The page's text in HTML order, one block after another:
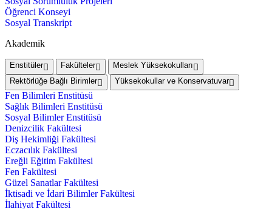
Öğrenci Konseyi
Sosyal Transkript
Akademik
Enstitüler Fakülteler
Meslek Yüksekokulları
Rektörlüğe Bağlı Birimler
Yüksekokullar ve Konservatuvar
Fen Bilimleri Enstitüsü
Sağlık Bilimleri Enstitüsü
Sosyal Bilimler Enstitüsü
Denizcilik Fakültesi
Diş Hekimliği Fakültesi
Eczacılık Fakültesi
Ereğli Eğitim Fakültesi
Fen Fakültesi
Güzel Sanatlar Fakültesi
İktisadi ve İdari Bilimler Fakültesi
İlahiyat Fakültesi